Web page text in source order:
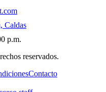
Caldas
p.m.
reservados.
Contacto